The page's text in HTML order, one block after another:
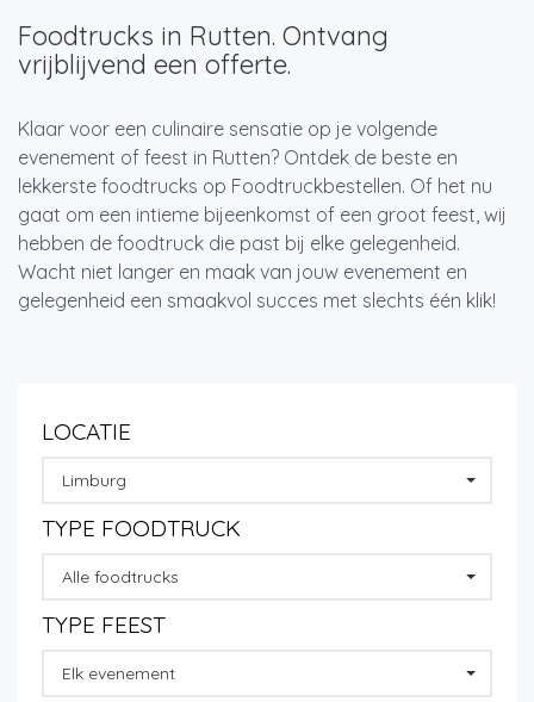
Foodtrucks in Rutten. Ontvang
vrijblijvend een offerte.
Klaar voor een culinaire sensatie op je volgende
evenement of feest in Rutten? Ontdek de beste en
lekkerste foodtrucks op Foodtruckbestellen. Of het nu
gaat om een intieme bijeenkomst of een groot feest, wij
hebben de foodtruck die past bij elke gelegenheid.
Wacht niet langer en maak van jouw evenement en
gelegenheid een smaakvol succes met slechts één klik!
LOCATIE
Limburg
TYPE FOODTRUCK
Alle foodtrucks
TYPE FEEST
Elk evenement